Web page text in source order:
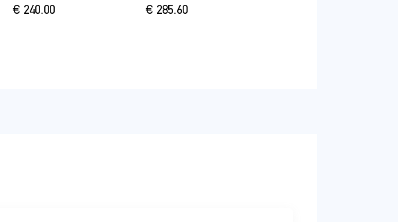
€ 240.00 € 285.60